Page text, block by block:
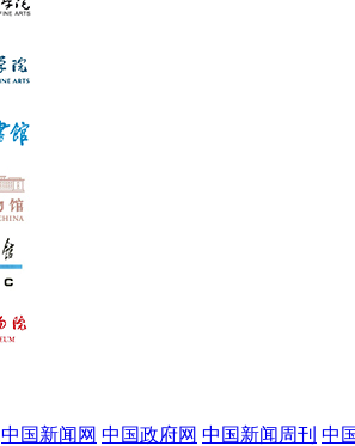
中国新闻网 中国政府网 中国新闻周刊 中